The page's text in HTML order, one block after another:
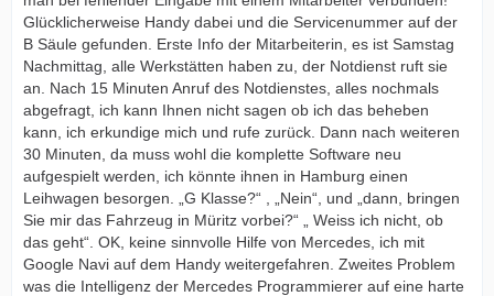
Glücklicherweise Handy dabei und die Servicenummer auf der
B Säule gefunden. Erste Info der Mitarbeiterin, es ist Samstag
Nachmittag, alle Werkstätten haben zu, der Notdienst ruft sie
an. Nach 15 Minuten Anruf des Notdienstes, alles nochmals
abgefragt, ich kann Ihnen nicht sagen ob ich das beheben
kann, ich erkundige mich und rufe zurück. Dann nach weiteren
30 Minuten, da muss wohl die komplette Software neu
aufgespielt werden, ich könnte ihnen in Hamburg einen
Leihwagen besorgen. „G Klasse?“ , „Nein“, und „dann, bringen
Sie mir das Fahrzeug in Müritz vorbei?“ „ Weiss ich nicht, ob
das geht“. OK, keine sinnvolle Hilfe von Mercedes, ich mit
Google Navi auf dem Handy weitergefahren. Zweites Problem
was die Intelligenz der Mercedes Programmierer auf eine harte